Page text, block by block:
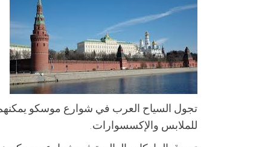
تجول السياح العرب في شوارع موسكو يمكنهم
للملابس والإكسسوارات.